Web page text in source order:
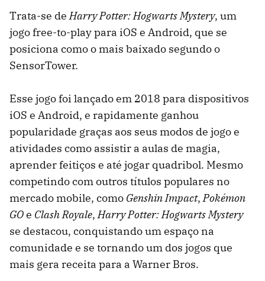
Trata-se deHarry Potter: Hogwarts Mystery, um
jogo free-to-play para iOS e Android, que se
posiciona como o mais baixado segundo o
SensorTower.
Esse jogo foi lançado em 2018 para dispositivos
iOS e Android, e rapidamente ganhou
popularidade graças aos seus modos de jogo e
atividades como assistir a aulas de magia,
aprender feitiços e até jogar quadribol. Mesmo
competindo com outros títulos populares no
mercado mobile, como Genshin Impact,Pokémon
GOe Clash Royale,Harry Potter: Hogwarts Mystery
se destacou, conquistando um espaço na
comunidade e se tornando um dos jogos que
mais gera receita para a Warner Bros.